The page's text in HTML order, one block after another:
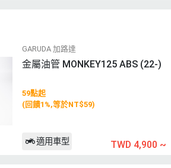
GARUDA 加路達
金屬油管 MONKEY125 ABS (22-)
59點起
(回饋1%,等於NT$59)
適用車型 TWD 4,900 ~